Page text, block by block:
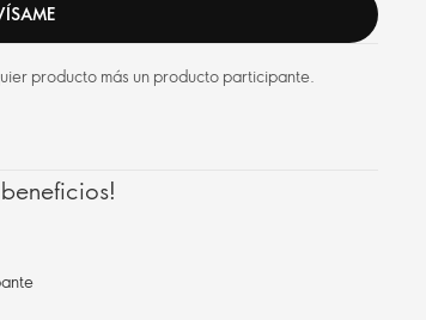
producto más un producto participante.